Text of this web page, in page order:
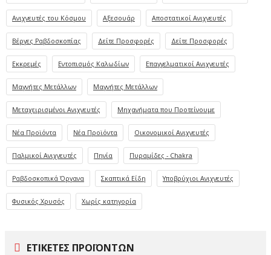
Ανιχνευτές του Κόσμου Αξεσουάρ Αποστατικοί Ανιχνευτές
Βέργες Ραβδοσκοπίας Δείτε Προσφορές Δείτε Προσφορές
Εκκρεμές Εντοπισμός Καλωδίων Επαγγελματικοί Ανιχνευτές
Μαγνήτες Μετάλλων Μαγνήτες Μετάλλων
Μεταχειρισμένοι Ανιχνευτές Μηχανήματα που Προτείνουμε
Νέα Προϊόντα Νέα Προϊόντα Οικονομικοί Ανιχνευτές
Παλμικοί Ανιχνευτές Πηνία Πυραμίδες - Chakra
Ραβδοσκοπικά Όργανα Σκαπτικά Είδη Υποβρύχιοι Ανιχνευτές
Φυσικός Χρυσός Χωρίς κατηγορία
ΕΤΙΚΈΤΕΣ ΠΡΟΪΌΝΤΩΝ